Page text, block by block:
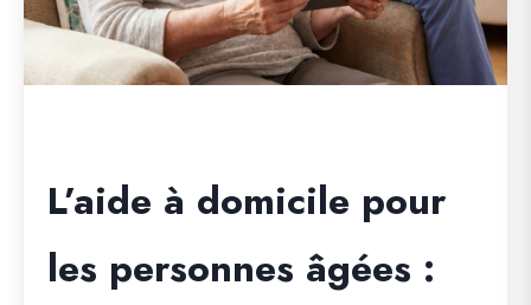
L’aide à domicile pour
les personnes âgées :